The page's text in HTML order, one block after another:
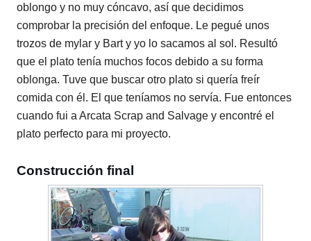
oblongo y no muy cóncavo, así que decidimos
comprobar la precisión del enfoque. Le pegué unos
trozos de mylar y Bart y yo lo sacamos al sol. Resultó
que el plato tenía muchos focos debido a su forma
oblonga. Tuve que buscar otro plato si quería freír
comida con él. El que teníamos no servía. Fue entonces
cuando fui a Arcata Scrap and Salvage y encontré el
plato perfecto para mi proyecto.
Construcción final